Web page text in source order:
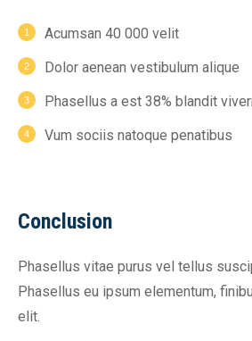
Acumsan 40 000 velit
Dolor aenean vestibulum alique
Phasellus a est 38% blandit
Vum sociis natoque penatibus
Conclusion
Phasellus vitae purus vel tellus
Phasellus eu ipsum elementum,
elit.